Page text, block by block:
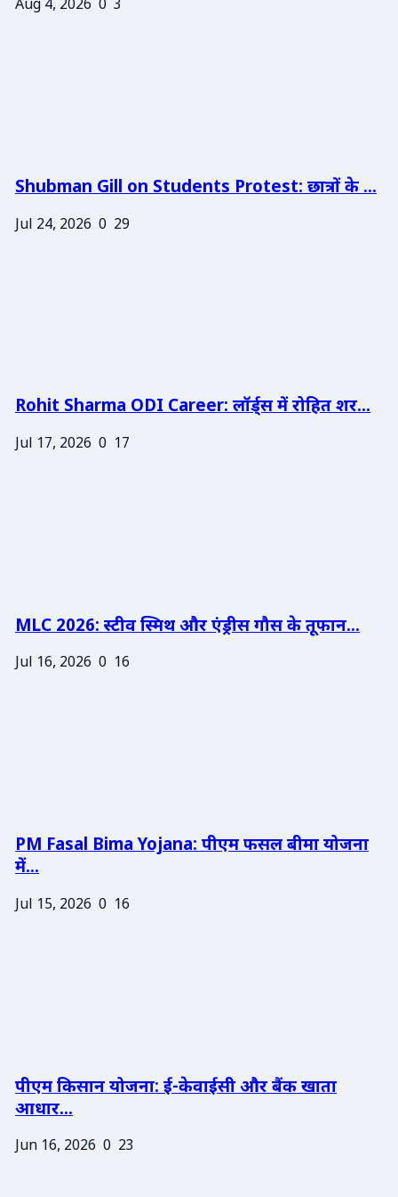
Aug 4, 2026 0 3
Shubman Gill on Students Protest: छात्रों के ...
Jul 24, 2026 0 29
Rohit Sharma ODI Career: लॉर्ड्स में रोहित शर...
Jul 17, 2026 0 17
MLC 2026: स्टीव स्मिथ और एंड्रीस गौस के तूफान...
Jul 16, 2026 0 16
PM Fasal Bima Yojana: पीएम फसल बीमा योजना
में...
Jul 15, 2026 0 16
पीएम किसान योजना: ई-केवाईसी और बैंक खाता
आधार...
Jun 16, 2026 0 23